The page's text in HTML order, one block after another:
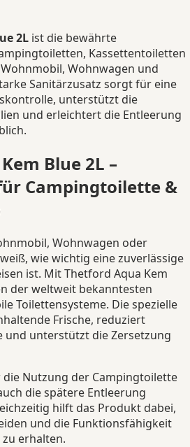
2L ist die bewährte
Kassettentoiletten
Wohnwagen und
Sanitärzusatz sorgt für eine
unterstützt die
und erleichtert die Entleerung
Blue 2L –
Campingtoilette &
Wohnwagen oder
wie wichtig eine zuverlässige
ist. Mit Thetford Aqua Kem
der weltweit bekanntesten
Toilettensysteme. Die spezielle
Frische, reduziert
und unterstützt die Zersetzung
Nutzung der Campingtoilette
die spätere Entleerung
hilft das Produkt dabei,
und die Funktionsfähigkeit
erhalten.